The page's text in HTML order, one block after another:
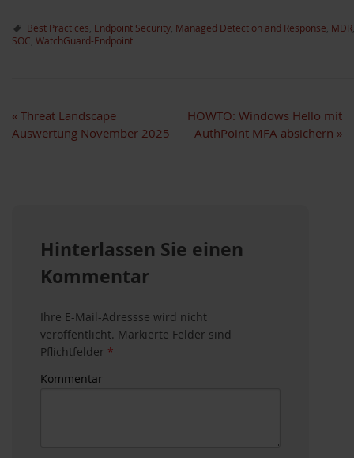
Best Practices Endpoint Security Managed Detection and Response MDR
SOC WatchGuard-Endpoint
« Threat Landscape
Auswertung November 2025
HOWTO: Windows Hello mit
AuthPoint MFA absichern »
Hinterlassen Sie einen
Kommentar
Ihre E-Mail-Adressse wird nicht
veröffentlicht. Markierte Felder sind
Pflichtfelder *
Kommentar